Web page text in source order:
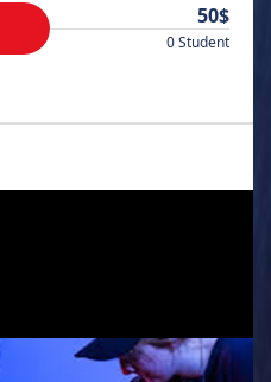
50$
0 Student